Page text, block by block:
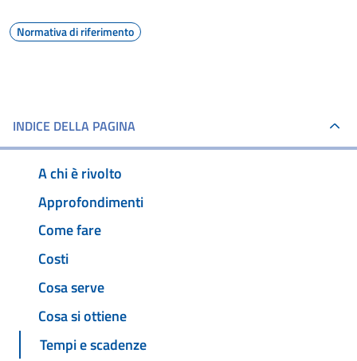
Normativa di riferimento
INDICE DELLA PAGINA
A chi è rivolto
Approfondimenti
Come fare
Costi
Cosa serve
Cosa si ottiene
Tempi e scadenze